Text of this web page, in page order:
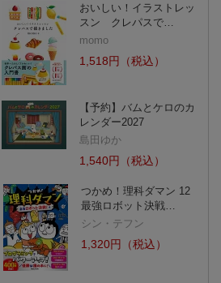
どうぶつえんガイド
あべ弘士
(39件)
あいはらひろゆき
おいしい！イラストレッ
スン クレパスで…
momo
1,518円（税込）
【予約】バムとケロのカ
レンダー2027
島田ゆか
1,540円（税込）
つかめ！理科ダマン 12
最強ロボット決戦…
シン・テフン
1,320円（税込）